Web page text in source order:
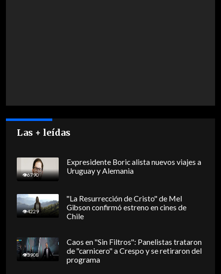
Las + leídas
6790
Expresidente Boric alista nuevos viajes a
Uruguay y Alemania
4229
"La Resurrección de Cristo" de Mel
Gibson confirmó estreno en cines de
Chile
3908
Caos en "Sin Filtros": Panelistas trataron
de "carnicero" a Crespo y se retiraron del
programa